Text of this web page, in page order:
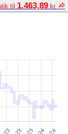
til 1.463,89 kr.